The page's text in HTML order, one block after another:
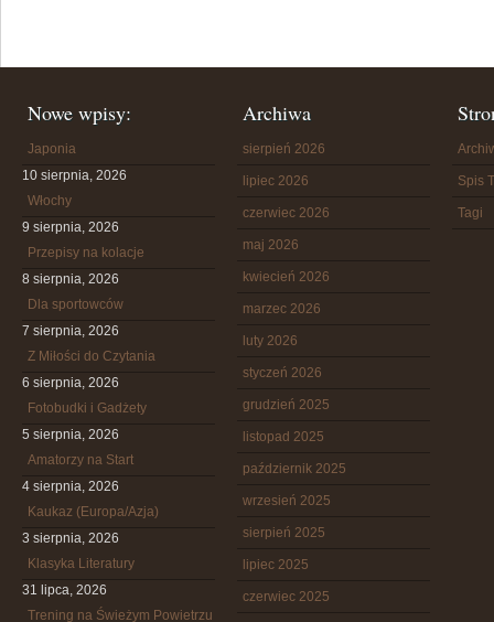
Nowe wpisy:
Japonia
10 sierpnia, 2026
Włochy
9 sierpnia, 2026
Przepisy na kolacje
8 sierpnia, 2026
Dla sportowców
7 sierpnia, 2026
Z Miłości do Czytania
6 sierpnia, 2026
Fotobudki i Gadżety
5 sierpnia, 2026
Amatorzy na Start
4 sierpnia, 2026
Kaukaz (Europa/Azja)
3 sierpnia, 2026
Klasyka Literatury
31 lipca, 2026
Trening na Świeżym Powietrzu
Archiwa
sierpień 2026
lipiec 2026
czerwiec 2026
maj 2026
kwiecień 2026
marzec 2026
luty 2026
styczeń 2026
grudzień 2025
listopad 2025
październik 2025
wrzesień 2025
sierpień 2025
lipiec 2025
czerwiec 2025
Spis
Tagi